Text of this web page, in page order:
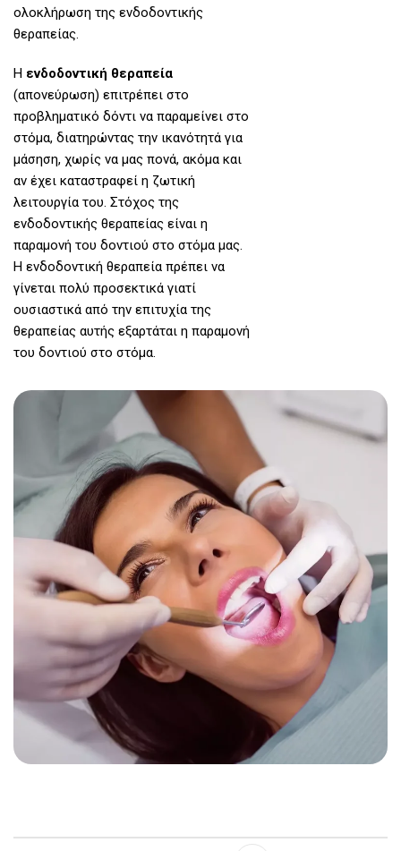
ολοκλήρωση της ενδοδοντικής
θεραπείας.
Η ενδοδοντική θεραπεία
(απονεύρωση) επιτρέπει στο
προβληματικό δόντι να παραμείνει στο
στόμα, διατηρώντας την ικανότητά για
μάσηση, χωρίς να μας πονά, ακόμα και
αν έχει καταστραφεί η ζωτική
λειτουργία του. Στόχος της
ενδοδοντικής θεραπείας είναι η
παραμονή του δοντιού στο στόμα μας.
Η ενδοδοντική θεραπεία πρέπει να
γίνεται πολύ προσεκτικά γιατί
ουσιαστικά από την επιτυχία της
θεραπείας αυτής εξαρτάται η παραμονή
του δοντιού στο στόμα.